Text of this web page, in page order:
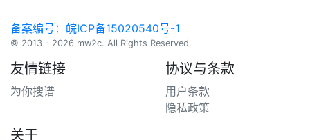
备案编号：皖ICP备15020540号-1
© 2013 - 2026 mw2c. All Rights Reserved.
友情链接
为你搜谱
协议与条款
用户条款
隐私政策
关于